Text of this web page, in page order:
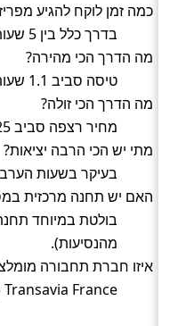
כמה זמן לוקח להגיע מפריז
בדרך כלל בין 5 שעות ל־8.8 שעות (אוטובוס).
מה הדרך הכי מהירה?
טיסה סביב 1.1 שעות.
מה הדרך הכי זולה?
מחיר רצפה סביב 25 ₪ באוטובוס.
מתי יש הכי הרבה יציאות?
בעיקר בשעות הערב (כ־65%
האם יש תחנה מרכזית
מהנסיעות).
איזו חברת תחבורה
Transavia France (דירוג 5/5).